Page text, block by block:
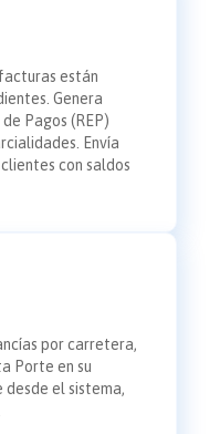
están
Genera
Pagos (REP)
Envía
con saldos
por carretera,
Porte en su
el sistema,